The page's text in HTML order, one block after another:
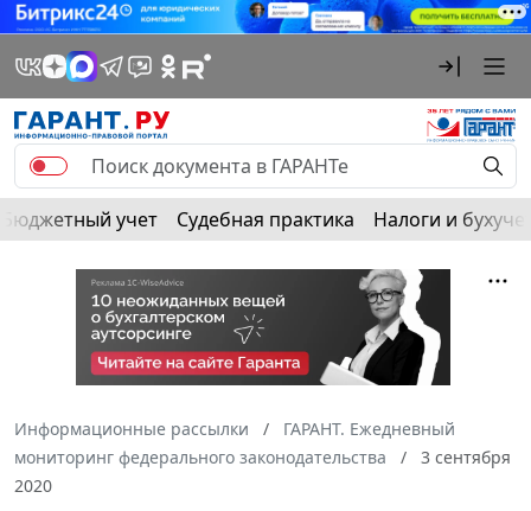
Бюджетный учет Судебная практика Налоги и
Информационные рассылки
ГАРАНТ. Ежедневный
мониторинг федерального законодательства
3 сентября
2020